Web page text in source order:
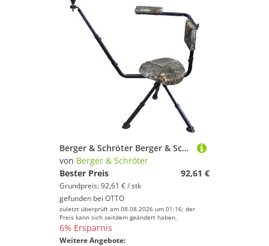
Berger & Schröter Berger & Schröter 31624 Mobile Hunter 360° Beobachtungssitz Objektiv
von Berger & Schröter
Bester Preis
92,61 €
Grundpreis: 92,61 € / stk
gefunden bei OTTO
zuletzt überprüft am 08.08.2026 um 01:16; der
Preis kann sich seitdem geändert haben.
6% Ersparnis
Weitere Angebote: